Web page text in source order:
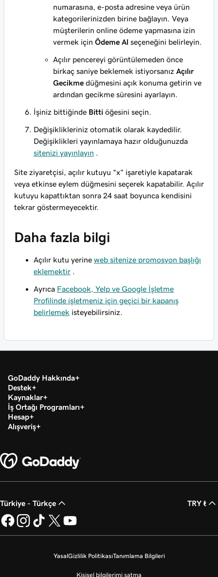
numarasına, e-posta adresine veya ürün
kategorilerinizden birine bağlayın. Veya
müşterilerin online ödeme yapmasına izin
vermek için Ödeme Al seçeneğini belirleyin.
Açılır pencereyi görüntülemeden önce
birkaç saniye beklemek istiyorsanız Açılır
Gecikme düğmesini açık konuma getirin ve
ardından gecikme süresini ayarlayın.
İşiniz bittiğinde Bitti öğesini seçin.
Değişiklikleriniz otomatik olarak kaydedilir.
Değişiklikleri yayınlamaya hazır olduğunuzda
sitenizi yayınlayın .
Site ziyaretçisi, açılır kutuyu “x” işaretiyle kapatarak
veya etkinse eylem düğmesini seçerek kapatabilir. Açılır
kutuyu kapattıktan sonra 24 saat boyunca kendisini
tekrar göstermeyecektir.
Daha fazla bilgi
Açılır kutu yerine web sitenize promosyon başlığı
eklemektir .
Ayrıca Facebook, Yelp ve Google İşletme
Profilinde işletmeniz için geçici bir kapanış
belirlemek isteyebilirsiniz.
GoDaddy Hakkında
Destek
Kaynaklar
İş Ortağı Programları
Hesap
Alışveriş
Türkiye - Türkçe TRY ₺
YasalGizlilik PolitikasıTanımlama Bilgileri
Kişisel bilgilerimi satma